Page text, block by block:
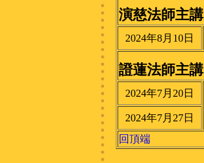
演慈法師主講
2024年8月10日
證蓮法師主講
2024年7月20日
2024年7月27日
回頂端